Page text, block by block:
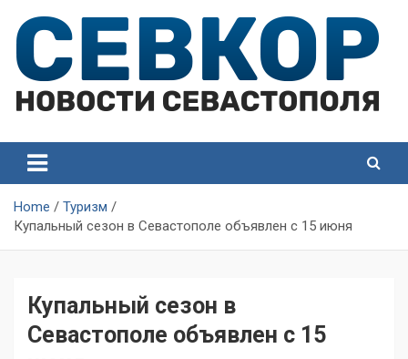
content
Севастополя
Севастополя
Home
Туризм
Купальный сезон в Севастополе объявлен с 15 июня
Купальный сезон в
Севастополе объявлен с 15